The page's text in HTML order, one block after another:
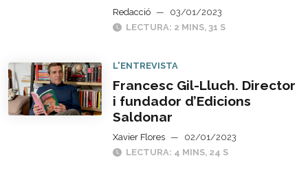
Redacció —
03/01/2023
LECTURA: 2 MINS, 31 S
L'ENTREVISTA
Francesc Gil-Lluch. Director
i fundador d’Edicions
Saldonar
Xavier Flores —
02/01/2023
LECTURA: 4 MINS, 24 S